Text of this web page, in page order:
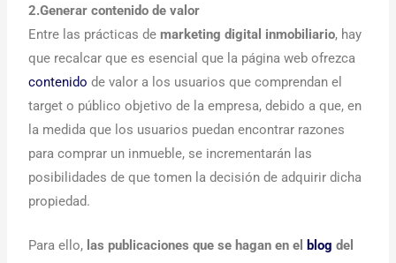
2.Generar contenido de valor
Entre las prácticas demarketing digital inmobiliario, hay
que recalcar que es esencial que la página web ofrezca
contenido de valor a los usuarios que comprendan el
target o público objetivo de la empresa, debido a que, en
la medida que los usuarios puedan encontrar razones
para comprar un inmueble, se incrementarán las
posibilidades de que tomen la decisión de adquirir dicha
propiedad.
Para ello, las publicaciones que se hagan en el blog del